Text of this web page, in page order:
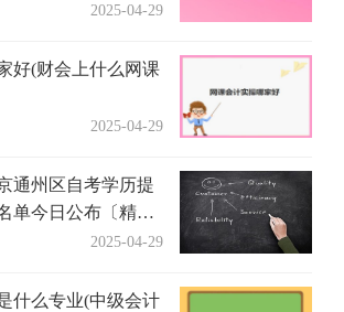
2025-04-29
好(财会上什么网课
2025-04-29
通州区自考学历提
单今日公布〔精选
2025-04-29
什么专业(中级会计